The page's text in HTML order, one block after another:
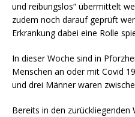
und reibungslos“ übermittelt
zudem noch darauf geprüft
Erkrankung dabei eine Rolle
In dieser Woche sind in
Menschen an oder mit Covid
und drei Männer waren
Bereits in den